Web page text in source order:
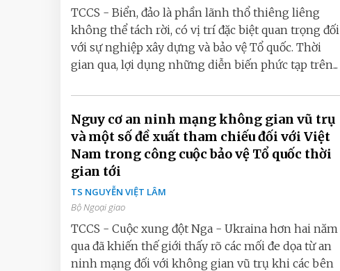
TCCS - Biển, đảo là phần lãnh thổ thiêng liêng
không thể tách rời, có vị trí đặc biệt quan trọng đối
với sự nghiệp xây dựng và bảo vệ Tổ quốc. Thời
gian qua, lợi dụng những diễn biến phức tạp trên...
Nguy cơ an ninh mạng không gian vũ trụ
và một số đề xuất tham chiếu đối với Việt
Nam trong công cuộc bảo vệ Tổ quốc thời
gian tới
TS NGUYỄN VIỆT LÂM
Bộ Ngoại giao
TCCS - Cuộc xung đột Nga - Ukraina hơn hai năm
qua đã khiến thế giới thấy rõ các mối đe dọa từ an
ninh mạng đối với không gian vũ trụ khi các bên